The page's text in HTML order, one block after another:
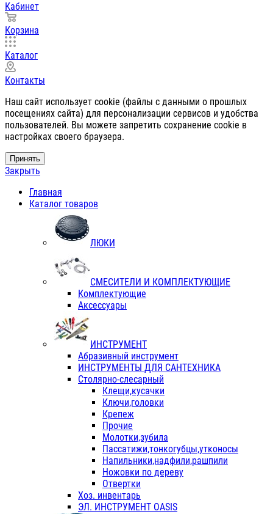
Кабинет
Корзина
Каталог
Контакты
Наш сайт использует cookie (файлы с данными о прошлых
посещениях сайта) для персонализации сервисов и удобства
пользователей. Вы можете запретить сохранение cookie в
настройках своего браузера.
Принять
Закрыть
Главная
Каталог товаров
ЛЮКИ
СМЕСИТЕЛИ И КОМПЛЕКТУЮЩИЕ
Комплектующие
Аксессуары
ИНСТРУМЕНТ
Абразивный инструмент
ИНСТРУМЕНТЫ ДЛЯ САНТЕХНИКА
Столярно-слесарный
Клещи,кусачки
Ключи,головки
Крепеж
Прочие
Молотки,зубила
Пассатижи,тонкогубцы,утконосы
Напильники,надфили,рашпили
Ножовки по дереву
Отвертки
Хоз. инвентарь
ЭЛ. ИНСТРУМЕНТ OASIS